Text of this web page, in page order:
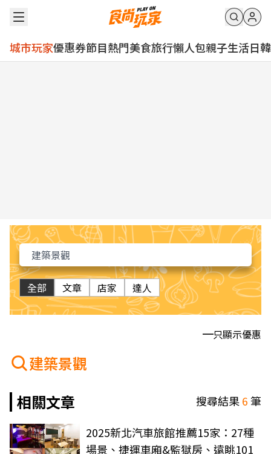
城市玩家優惠券節目熱門美食旅行懶人包親子生活日韓
全部 文章 店家 達人
只顯示優惠
建築景觀
相關文章
搜尋結果6筆
2025新北汽車旅館推薦15家：27種
場景、捷運車廂&監獄房、遠眺101